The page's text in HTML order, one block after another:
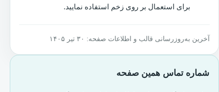
برای استعمال بر روی زخم استفاده نمایید.
آخرین به‌روزرسانی قالب و اطلاعات صفحه: ۳۰ تیر ۱۴۰۵
شماره تماس همین صفحه